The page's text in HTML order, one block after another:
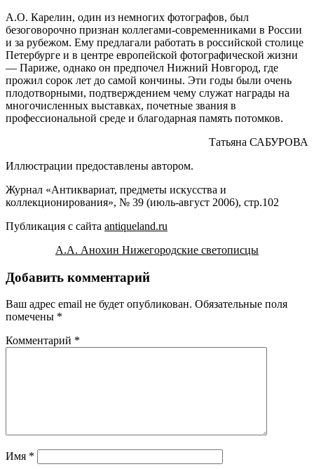
А.О. Карелин, один из немногих фотографов, был
безоговорочно признан коллегами-современниками в России
и за рубежом. Ему предлагали работать в российской столице
Петербурге и в центре европейской фотографической жизни
— Париже, однако он предпочел Нижний Новгород, где
прожил сорок лет до самой кончины. Эти годы были очень
плодотворными, подтверждением чему служат награды на
многочисленных выставках, почетные звания в
профессиональной среде и благодарная память потомков.
Татьяна САБУРОВА
Иллюстрации предоставлены автором.
Журнал «Антиквариат, предметы искусства и
коллекционирования», № 39 (июль-август 2006), стр.102
Публикация с сайта antiqueland.ru
А.А. Анохин Нижегородские светописцы
Добавить комментарий
Ваш адрес email не будет опубликован. Обязательные поля
помечены *
Комментарий *
Имя *